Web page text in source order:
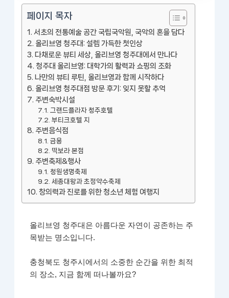
페이지 목자
서초의 전통예술 공간 국립국악원, 국악의 혼을 담다
올리브영 청주대: 설렘 가득한 첫인상
다채로운 뷰티 세상, 올리브영 청주대에서 만나다
청주대 올리브영: 대학가의 활력과 쇼핑의 조화
나만의 뷰티 루틴, 올리브영과 함께 시작하다
올리브영 청주대점 방문 후기: 잊지 못할 추억
주변숙박시설
그랜드플라자 청주호텔
부티크호텔 지
주변음식점
금용
떡보라 본점
주변축제&행사
청원생명축제
세종대왕과 초정약수축제
창의력과 진로를 위한 청소년 체험 여행지
올리브영 청주대은 아름다운 자연이 공존하는 주
목받는 명소입니다.
충청북도 청주시에서의 소중한 순간을 위한 최적
의 장소, 지금 함께 떠나볼까요?